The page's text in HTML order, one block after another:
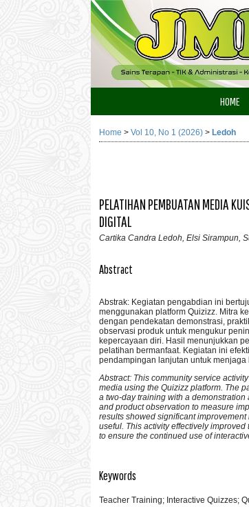
HOME
Home > Vol 10, No 1 (2026) > Ledoh
PELATIHAN PEMBUATAN MEDIA
DIGITAL
Cartika Candra Ledoh, Elsi Sirampun,
Abstract
Abstrak: Kegiatan pengabdian ini
menggunakan platform Quizizz. Mitra
dengan pendekatan demonstrasi,
observasi produk untuk mengukur
kepercayaan diri. Hasil menunjukkan
pelatihan bermanfaat. Kegiatan ini
pendampingan lanjutan untuk
Abstract: This community service
media using the Quizizz platform. The
a two-day training with a
and product observation to measure
results showed significant
useful. This activity effectively
to ensure the continued use of
Keywords
Teacher Training; Interactive Quizzes;